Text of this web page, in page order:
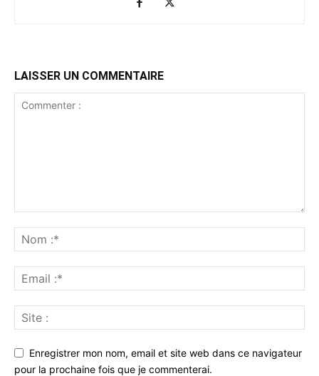
LAISSER UN COMMENTAIRE
Enregistrer mon nom, email et site web dans ce navigateur
pour la prochaine fois que je commenterai.